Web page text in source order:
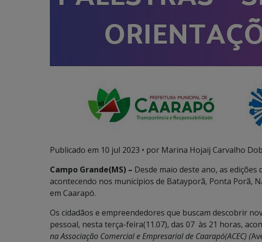
Publicado em 10 jul 2023 • por Marina Hojaij Carvalho
Campo Grande(MS) – Desde maio deste ano, as edições
acontecendo nos municípios de Batayporã, Ponta Porã,
em Caarapó.
Os cidadãos e empreendedores que buscam descobrir
pessoal, nesta terça-feira(11.07), das 07 às 21 horas,
na Associação Comercial e Empresarial de Caarapó(ACEC) (